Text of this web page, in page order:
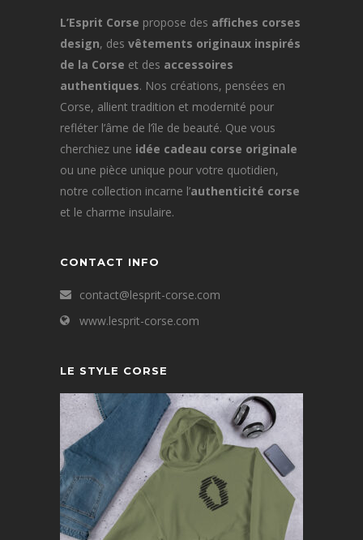
L’Esprit Corse propose des affiches corses
design, des vêtements originaux inspirés
de la Corse et des accessoires
authentiques. Nos créations, pensées en
Corse, allient tradition et modernité pour
refléter l’âme de l’île de beauté. Que vous
cherchiez une idée cadeau corse originale
ou une pièce unique pour votre quotidien,
notre collection incarne l’authenticité corse
et le charme insulaire.
CONTACT INFO
contact@lesprit-corse.com
www.lesprit-corse.com
LE STYLE CORSE